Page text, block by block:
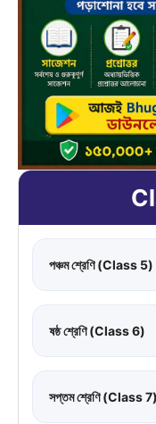
পঞ্চম শ্রেণি (Class 5)
ষষ্ঠ শ্রেণি (Class 6)
সপ্তম শ্রেণি (Class 7)